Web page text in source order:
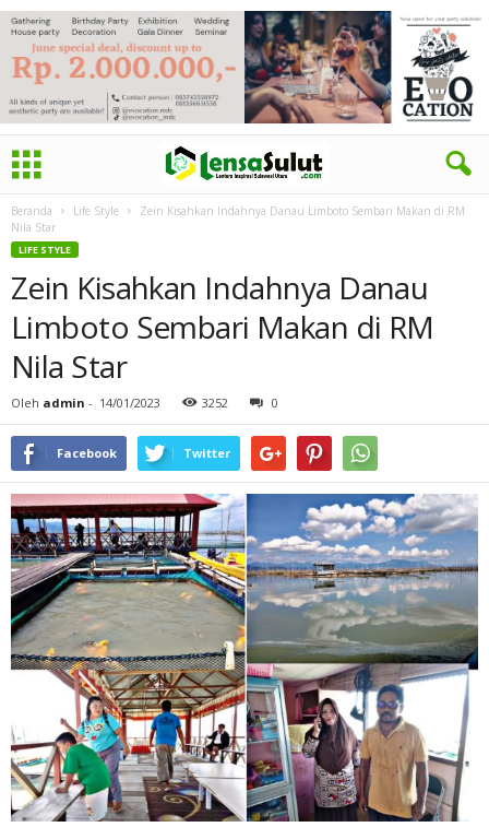
Beranda Life Style
Zein Kisahkan Indahnya Danau Limboto Sembari Makan di RM
Nila Star
LIFE STYLE
Zein Kisahkan Indahnya Danau
Limboto Sembari Makan di RM
Nila Star
Oleh admin - 14/01/2023 3252 0
Facebook Twitter